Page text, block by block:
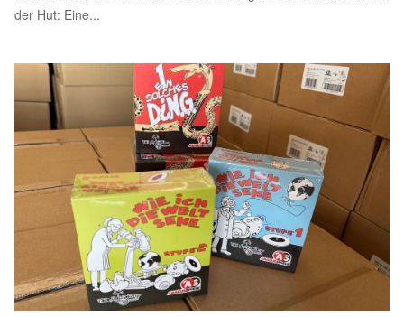
der Hut: Eine...